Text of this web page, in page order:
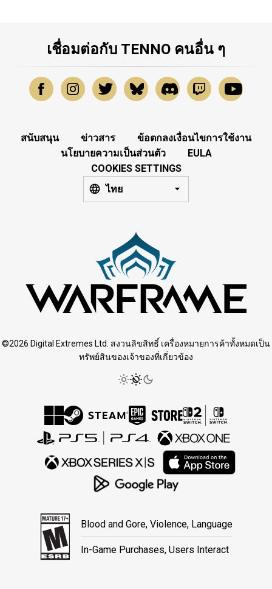
เชื่อมต่อกับ TENNO คนอื่น ๆ
สนับสนุน ข่าวสาร
ข้อตกลงเงื่อนไขการใช้งาน
นโยบายความเป็นส่วนตัว
EULA
COOKIES SETTINGS
ไทย
©2026 Digital Extremes Ltd. สงวนลิขสิทธิ์ เครื่องหมายการค้าทั้งหมดเป็น
ทรัพย์สินของเจ้าของที่เกี่ยวข้อง
Blood and Gore, Violence, Language
In-Game Purchases, Users Interact